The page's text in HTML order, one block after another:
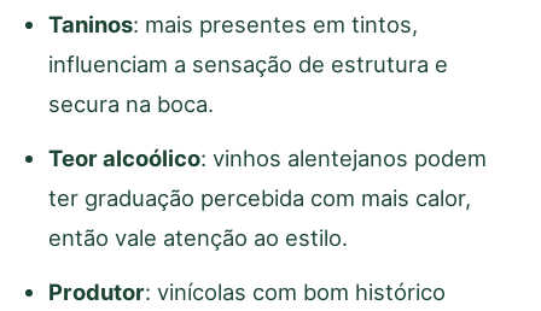
Taninos: mais presentes em tintos,
influenciam a sensação de estrutura e
secura na boca.
Teor alcoólico: vinhos alentejanos podem
ter graduação percebida com mais calor,
então vale atenção ao estilo.
Produtor: vinícolas com bom histórico